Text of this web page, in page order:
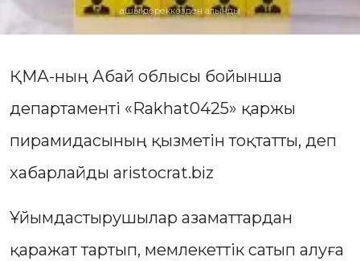
ашық дереккөзден алынды
ҚМА-ның Абай облысы бойынша
департаменті «Rakhat0425» қаржы
пирамидасының қызметін тоқтатты, деп
хабарлайды aristocrat.biz
Ұйымдастырушылар азаматтардан
қаражат тартып, мемлекеттік сатып алуға